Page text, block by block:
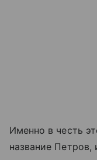
Именно в честь
название Петров,